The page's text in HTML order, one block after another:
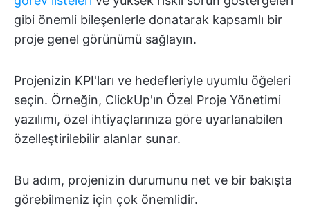
gibi önemli bileşenlerle donatarak kapsamlı bir
proje genel görünümü sağlayın.
Projenizin KPI'ları ve hedefleriyle uyumlu öğeleri
seçin. Örneğin, ClickUp'ın Özel Proje Yönetimi
yazılımı, özel ihtiyaçlarınıza göre uyarlanabilen
özelleştirilebilir alanlar sunar.
Bu adım, projenizin durumunu net ve bir bakışta
görebilmeniz için çok önemlidir.